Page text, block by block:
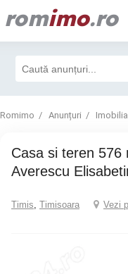
romimo.ro
Romimo Anunțuri
Casa si teren 576 mp Maresal Alexandru
Averescu
Timis Timisoara Vezi